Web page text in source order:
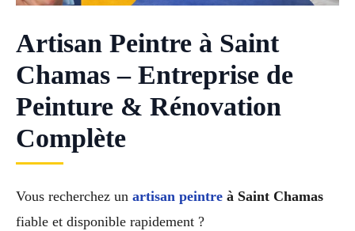
Artisan Peintre à Saint
Chamas – Entreprise de
Peinture & Rénovation
Complète
Vous recherchez un artisan peintre à Saint Chamas
fiable et disponible rapidement ?